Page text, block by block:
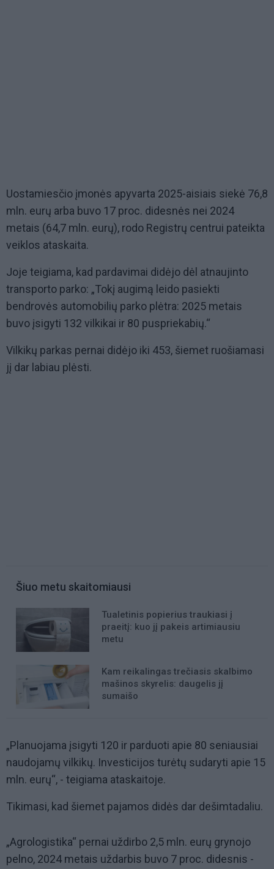
Uostamiesčio įmonės apyvarta 2025-aisiais siekė 76,8
mln. eurų arba buvo 17 proc. didesnės nei 2024
metais (64,7 mln. eurų), rodo Registrų centrui pateikta
veiklos ataskaita.
Joje teigiama, kad pardavimai didėjo dėl atnaujinto
transporto parko: „Tokį augimą leido pasiekti
bendrovės automobilių parko plėtra: 2025 metais
buvo įsigyti 132 vilkikai ir 80 puspriekabių.“
Vilkikų parkas pernai didėjo iki 453, šiemet ruošiamasi
jį dar labiau plėsti.
Šiuo metu skaitomiausi
Tualetinis popierius traukiasi į
praeitį: kuo jį pakeis artimiausiu
metu
Kam reikalingas trečiasis skalbimo
mašinos skyrelis: daugelis jį
sumaišo
„Planuojama įsigyti 120 ir parduoti apie 80 seniausiai
naudojamų vilkikų. Investicijos turėtų sudaryti apie 15
mln. eurų“, - teigiama ataskaitoje.
Tikimasi, kad šiemet pajamos didės dar dešimtadaliu.
„Agrologistika“ pernai uždirbo 2,5 mln. eurų grynojo
pelno, 2024 metais uždarbis buvo 7 proc. didesnis -